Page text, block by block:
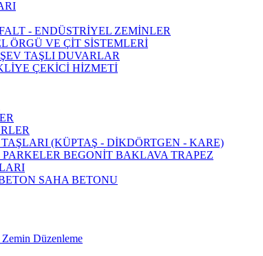
- ENDÜSTRİYEL ZEMİNLER
ÖRGÜ VE ÇİT SİSTEMLERİ
TAŞLI DUVARLAR
ÇEKİCİ HİZMETİ
(KÜPTAŞ - DİKDÖRTGEN - KARE)
BEGONİT BAKLAVA TRAPEZ
SAHA BETONU
Düzenleme